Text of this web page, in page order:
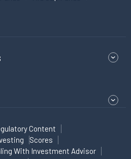
Content
Scores
With Investment Advisor